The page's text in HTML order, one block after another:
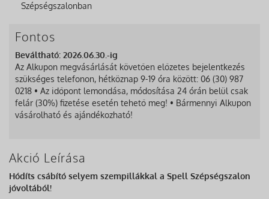
Szépségszalonban
Fontos
Beváltható: 2026.06.30.-ig
Az Alkupon megvásárlását követően előzetes bejelentkezés
szükséges telefonon, hétköznap 9-19 óra között: 06 (30) 987
0218 • Az időpont lemondása, módosítása 24 órán belül csak
felár (30%) fizetése esetén tehető meg! • Bármennyi Alkupon
vásárolható és ajándékozható!
Akció Leírása
Hódíts csábító selyem szempillákkal a Spell Szépségszalon
jóvoltából!